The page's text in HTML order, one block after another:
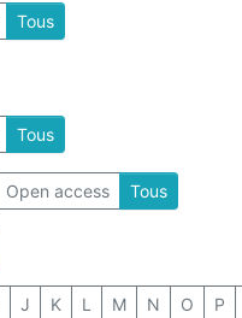
Tous
Tous
Open access Tous
J K L M N O P